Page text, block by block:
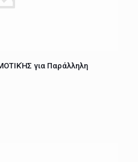
για Παράλληλη